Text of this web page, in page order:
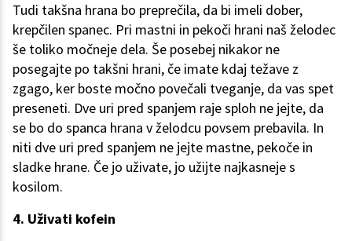
Tudi takšna hrana bo preprečila, da bi imeli dober,
krepčilen spanec. Pri mastni in pekoči hrani naš želodec
še toliko močneje dela. Še posebej nikakor ne
posegajte po takšni hrani, če imate kdaj težave z
zgago, ker boste močno povečali tveganje, da vas spet
preseneti. Dve uri pred spanjem raje sploh ne jejte, da
se bo do spanca hrana v želodcu povsem prebavila. In
niti dve uri pred spanjem ne jejte mastne, pekoče in
sladke hrane. Če jo uživate, jo užijte najkasneje s
kosilom.
4. Uživati kofein